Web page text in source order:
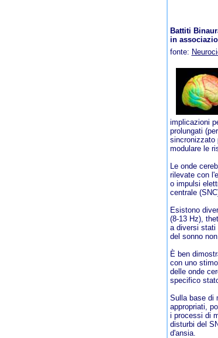
Battiti
in
fonte:
implicazioni
prolungati
sincronizzato
modulare le
Le onde
rilevate con
o impulsi
centrale
Esistono
(8-13 Hz),
a diversi stati
del sonno
È ben
con uno
delle onde
specifico
Sulla base di
appropriati,
i processi di
disturbi del
d'ansia.